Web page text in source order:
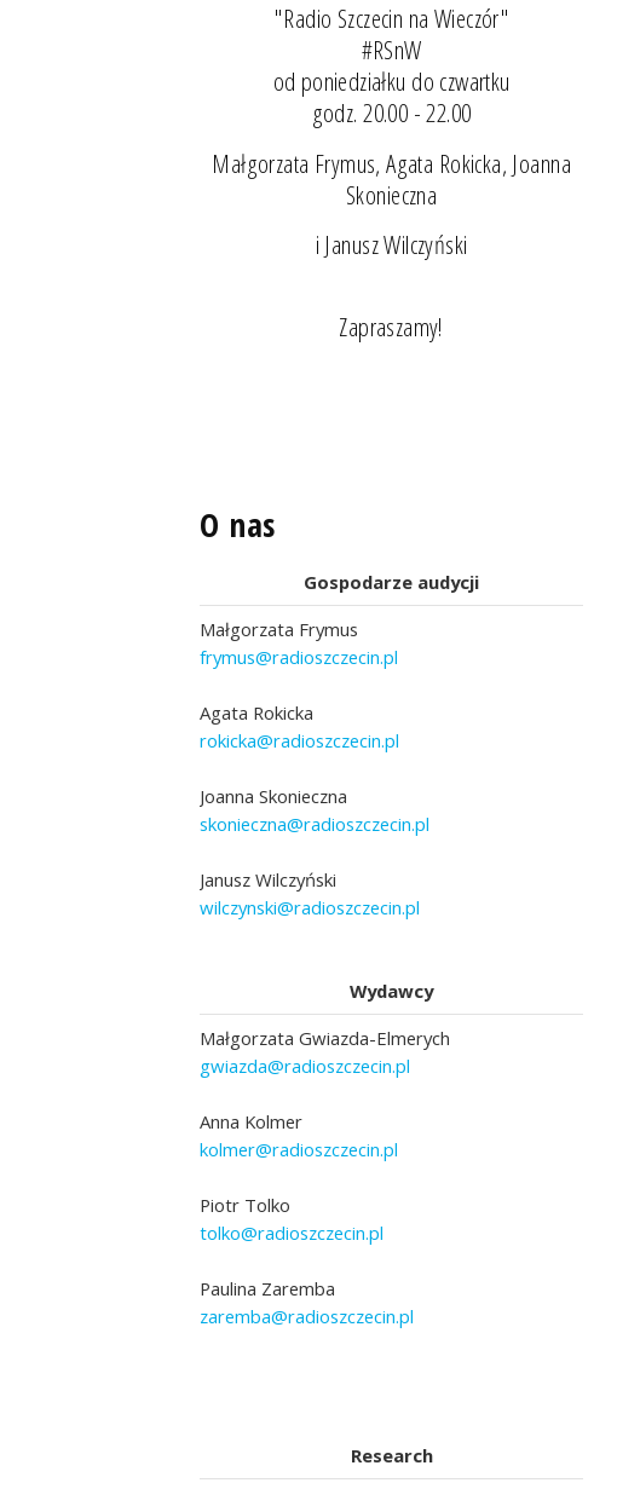
"Radio Szczecin na Wieczór"
#RSnW
od poniedziałku do czwartku
godz. 20.00 - 22.00
Małgorzata Frymus, Agata Rokicka, Joanna
Skonieczna
i Janusz Wilczyński
Zapraszamy!
O nas
Gospodarze audycji
Małgorzata Frymus
frymus@radioszczecin.pl
Agata Rokicka
rokicka@radioszczecin.pl
Joanna Skonieczna
skonieczna@radioszczecin.pl
Janusz Wilczyński
wilczynski@radioszczecin.pl
Wydawcy
Małgorzata Gwiazda-Elmerych
gwiazda@radioszczecin.pl
Anna Kolmer
kolmer@radioszczecin.pl
Piotr Tolko
tolko@radioszczecin.pl
Paulina Zaremba
zaremba@radioszczecin.pl
Research